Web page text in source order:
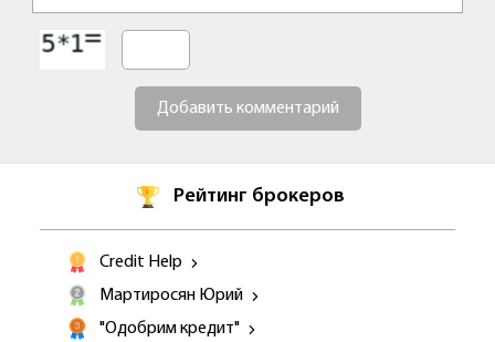
Добавить комментарий
Рейтинг брокеров
Credit Help
Мартиросян Юрий
"Одобрим кредит"